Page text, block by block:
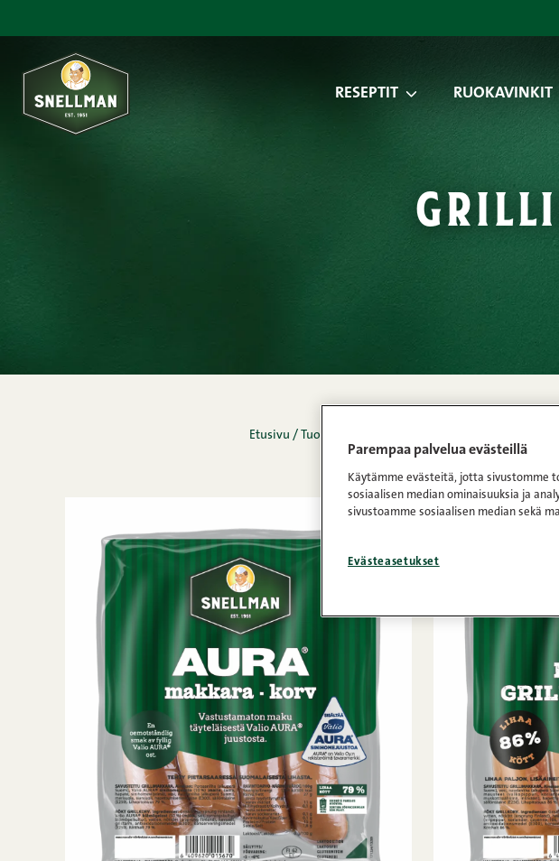
RESEPTIT RUOKAVINKIT
Etusivu / Tuotteet
Parempaa palvelua evästeillä
Käytämme evästeitä, jotta sivustomme
sosiaalisen median ominaisuuksia ja
sivustoamme sosiaalisen median sekä
Evästeasetukset